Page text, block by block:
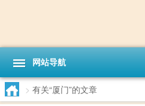
网站导航
> 有关“厦门”的文章